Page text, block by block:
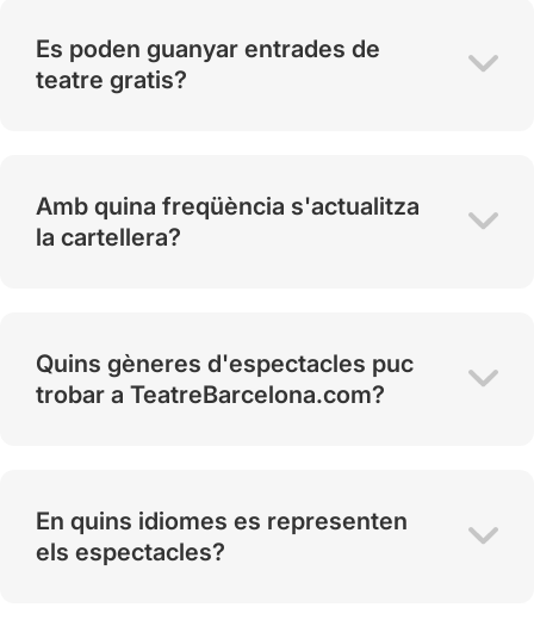
Es poden guanyar entrades de
teatre gratis?
Amb quina freqüència s'actualitza
la cartellera?
Quins gèneres d'espectacles puc
trobar a TeatreBarcelona.com?
En quins idiomes es representen
els espectacles?